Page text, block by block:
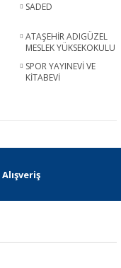
SADED
ATAŞEHİR ADIGÜZEL
MESLEK YÜKSEKOKULU
SPOR YAYINEVİ VE
KİTABEVİ